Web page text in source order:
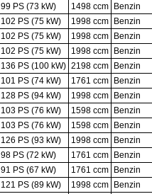
99 PS (73 kW) 1498 ccm
Benzin
102 PS (75 kW) 1998 ccm
Benzin
102 PS (75 kW) 1998 ccm
Benzin
102 PS (75 kW) 1998 ccm
Benzin
136 PS (100 kW) 2198 ccm
Benzin
101 PS (74 kW) 1761 ccm
Benzin
128 PS (94 kW) 1998 ccm
Benzin
103 PS (76 kW) 1598 ccm
Benzin
103 PS (76 kW) 1598 ccm
Benzin
126 PS (93 kW) 1998 ccm
Benzin
98 PS (72 kW) 1761 ccm
Benzin
91 PS (67 kW) 1761 ccm
Benzin
121 PS (89 kW) 1998 ccm
Benzin